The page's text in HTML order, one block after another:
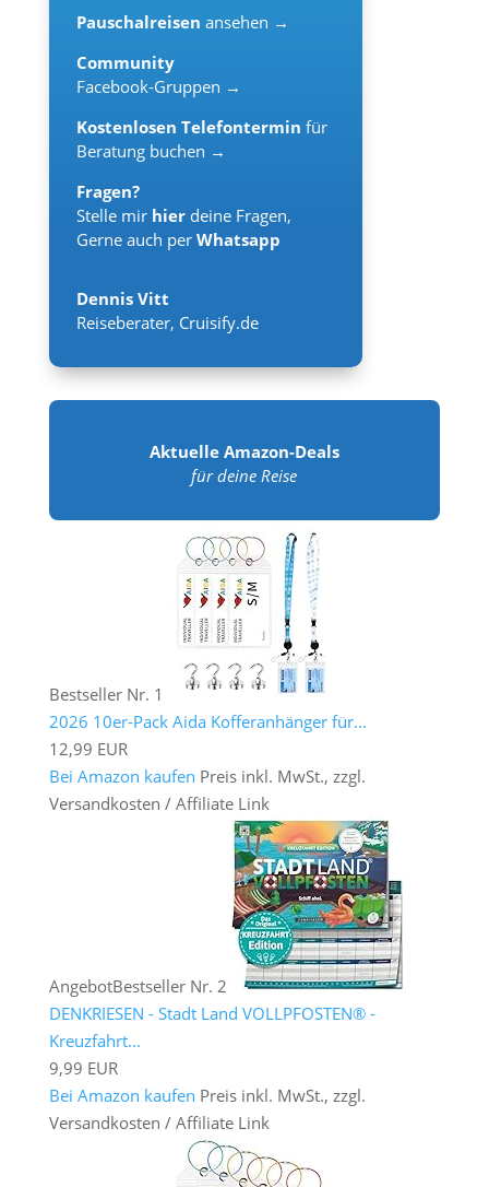
Pauschalreisen ansehen →
Community
Facebook-Gruppen →
Kostenlosen Telefontermin für
Beratung buchen →
Fragen?
Stelle mir hier deine Fragen,
Gerne auch per Whatsapp
Dennis Vitt
Reiseberater, Cruisify.de
Aktuelle Amazon-Deals
für deine Reise
Bestseller Nr. 1
2026 10er-Pack Aida Kofferanhänger für...
12,99 EUR
Bei Amazon kaufen Preis inkl. MwSt., zzgl.
Versandkosten / Affiliate Link
AngebotBestseller Nr. 2
DENKRIESEN - Stadt Land VOLLPFOSTEN® -
Kreuzfahrt...
9,99 EUR
Bei Amazon kaufen Preis inkl. MwSt., zzgl.
Versandkosten / Affiliate Link